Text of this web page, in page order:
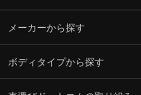
メーカーから探す
ボディタイプから探す